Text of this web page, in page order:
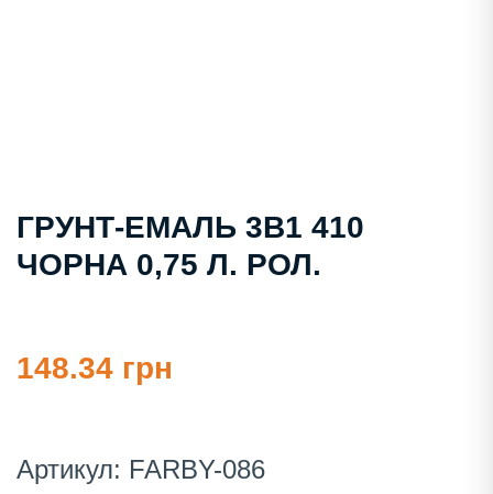
ГРУНТ-ЕМАЛЬ 3В1 410
ЧОРНА 0,75 Л. РОЛ.
148.34 грн
Артикул: FARBY-086